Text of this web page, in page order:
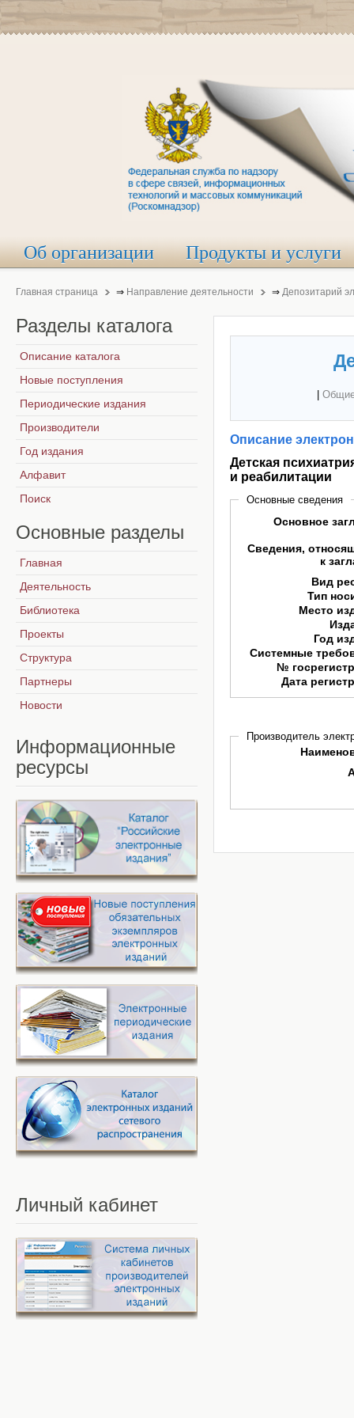
Об организации Продукты и услуги
Главная страница ⇒ Направление деятельности ⇒ Депозитарий
Описание
Детская
и реабилитации
Основные сведения
Основное
Сведения,
к
Вид
Тип
Место
Год
Системные
№
Дата
Производитель
Разделы каталога
Описание каталога
Новые поступления
Периодические издания
Производители
Год издания
Алфавит
Поиск
Основные разделы
Главная
Деятельность
Библиотека
Проекты
Структура
Партнеры
Новости
Информационные
ресурсы
Личный кабинет